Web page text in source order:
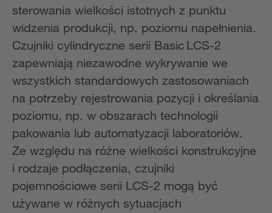
sterowania wielkości istotnych z punktu
widzenia produkcji, np. poziomu napełnienia.
Czujniki cylindryczne serii Basic LCS-2
zapewniają niezawodne wykrywanie we
wszystkich standardowych zastosowaniach
na potrzeby rejestrowania pozycji i określania
poziomu, np. w obszarach technologii
pakowania lub automatyzacji laboratoriów.
Ze względu na różne wielkości konstrukcyjne
i rodzaje podłączenia, czujniki
pojemnościowe serii LCS-2 mogą być
używane w różnych sytuacjach